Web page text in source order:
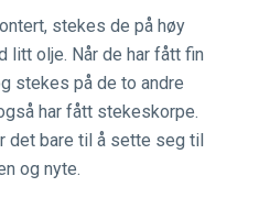
stekes de på høy
litt olje. Når de har fått fin
stekes på de to andre
har fått stekeskorpe.
det bare til å sette seg til
og nyte.